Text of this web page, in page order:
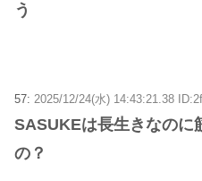
う
57: 2025/12/24(水) 14:43:21.38
SASUKEは長生きなのに
の？